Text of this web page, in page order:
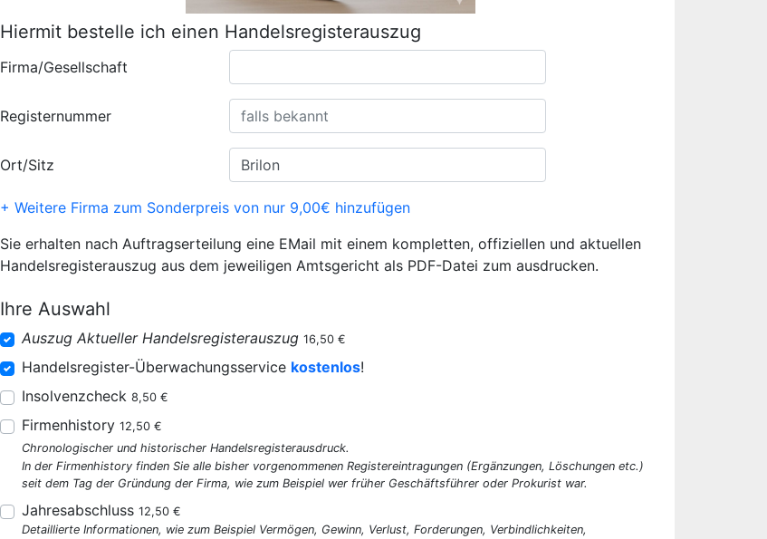
Hiermit bestelle ich einen Handelsregisterauszug
Firma/Gesellschaft
Registernummer
Ort/Sitz
+ Weitere Firma zum Sonderpreis von nur 9,00€ hinzufügen
Sie erhalten nach Auftragserteilung eine EMail mit einem kompletten, offiziellen und aktuellen
Handelsregisterauszug aus dem jeweiligen Amtsgericht als PDF-Datei zum ausdrucken.
Ihre Auswahl
Auszug Aktueller Handelsregisterauszug 16,50 €
Handelsregister-Überwachungsservice kostenlos!
Insolvenzcheck 8,50 €
Firmenhistory 12,50 €
Chronologischer und historischer Handelsregisterausdruck.
In der Firmenhistory finden Sie alle bisher vorgenommenen Registereintragungen (Ergänzungen, Löschungen etc.)
seit dem Tag der Gründung der Firma, wie zum Beispiel wer früher Geschäftsführer oder Prokurist war.
Jahresabschluss 12,50 €
Detaillierte Informationen, wie zum Beispiel Vermögen, Gewinn, Verlust, Forderungen, Verbindlichkeiten,